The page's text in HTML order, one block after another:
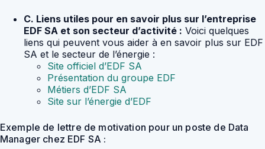
C. Liens utiles pour en savoir plus sur l’entreprise
EDF SA et son secteur d’activité : Voici quelques
liens qui peuvent vous aider à en savoir plus sur EDF
SA et le secteur de l’énergie :
Site officiel d’EDF SA
Présentation du groupe EDF
Métiers d’EDF SA
Site sur l’énergie d’EDF
Exemple de lettre de motivation pour un poste de Data
Manager chez EDF SA :